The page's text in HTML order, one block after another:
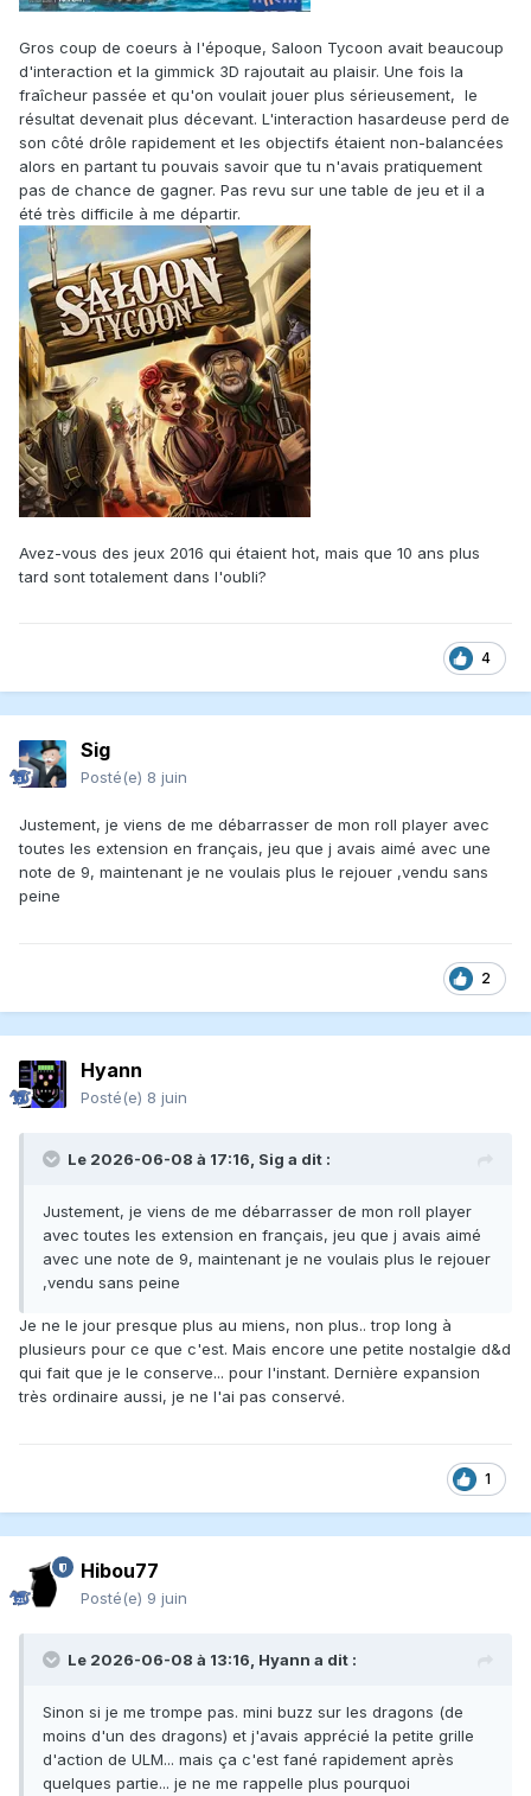
Gros coup de coeurs à l'époque, Saloon Tycoon avait beaucoup
d'interaction et la gimmick 3D rajoutait au plaisir. Une fois la
fraîcheur passée et qu'on voulait jouer plus sérieusement, le
résultat devenait plus décevant. L'interaction hasardeuse perd de
son côté drôle rapidement et les objectifs étaient non-balancées
alors en partant tu pouvais savoir que tu n'avais pratiquement
pas de chance de gagner. Pas revu sur une table de jeu et il a
été très difficile à me départir.
Avez-vous des jeux 2016 qui étaient hot, mais que 10 ans plus
tard sont totalement dans l'oubli?
4
Sig
Posté(e) 8 juin
Justement, je viens de me débarrasser de mon roll player avec
toutes les extension en français, jeu que j avais aimé avec une
note de 9, maintenant je ne voulais plus le rejouer ,vendu sans
peine
2
Hyann
Posté(e) 8 juin
Le 2026-06-08 à 17:16, Sig a dit :
Justement, je viens de me débarrasser de mon roll player
avec toutes les extension en français, jeu que j avais aimé
avec une note de 9, maintenant je ne voulais plus le rejouer
,vendu sans peine
Je ne le jour presque plus au miens, non plus.. trop long à
plusieurs pour ce que c'est. Mais encore une petite nostalgie d&d
qui fait que je le conserve... pour l'instant. Dernière expansion
très ordinaire aussi, je ne l'ai pas conservé.
1
Hibou77
Posté(e) 9 juin
Le 2026-06-08 à 13:16, Hyann a dit :
Sinon si je me trompe pas. mini buzz sur les dragons (de
moins d'un des dragons) et j'avais apprécié la petite grille
d'action de ULM... mais ça c'est fané rapidement après
quelques partie... je ne me rappelle plus pourquoi